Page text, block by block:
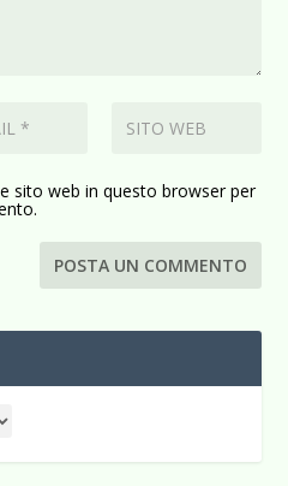
sito web in questo browser per